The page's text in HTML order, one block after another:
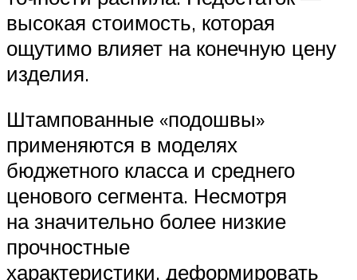
высокая стоимость, которая
ощутимо влияет на конечную цену
изделия.
Штампованные «подошвы»
применяются в моделях
бюджетного класса и среднего
ценового сегмента. Несмотря
на значительно более низкие
прочностные
характеристики, деформировать